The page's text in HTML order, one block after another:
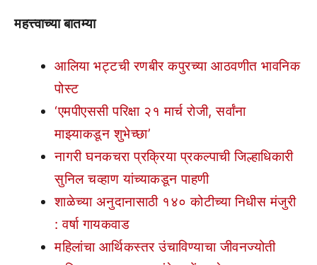
महत्त्वाच्या बातम्या
आलिया भट्टची रणबीर कपुरच्या आठवणीत भावनिक
पोस्ट
‘एमपीएससी परिक्षा २१ मार्च रोजी, सर्वांना
माझ्याकडून शुभेच्छा’
नागरी घनकचरा प्रक्रिया प्रकल्पाची जिल्हाधिकारी
सुनिल चव्हाण यांच्याकडून पाहणी
शाळेच्या अनुदानासाठी १४० कोटीच्या निधीस मंजुरी
: वर्षा गायकवाड
महिलांचा आर्थिकस्तर उंचाविण्याचा जीवनज्योती